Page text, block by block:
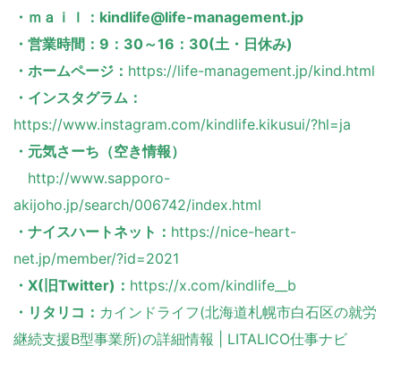
・ｍａｉｌ：kindlife@life-management.jp
・営業時間：9：30～16：30(土・日休み)
・ホームページ： https://life-management.jp/kind.html
・インスタグラム：
https://www.instagram.com/kindlife.kikusui/?hl=ja
・元気さーち（空き情報）
http://www.sapporo-
akijoho.jp/search/006742/index.html
・ナイスハートネット： https://nice-heart-
net.jp/member/?id=2021
・X(旧Twitter)： https://x.com/kindlife__b
・リタリコ： カインドライフ(北海道札幌市白石区の就労
継続支援B型事業所)の詳細情報 | LITALICO仕事ナビ